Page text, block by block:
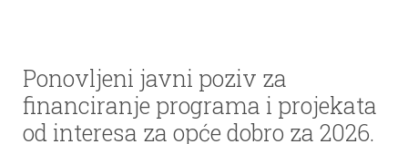
Ponovljeni javni poziv za
financiranje programa i projekata
od interesa za opće dobro za 2026.